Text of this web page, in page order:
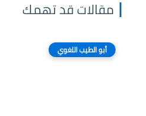
مقالات قد تهمك
أبو الطيب اللغوي